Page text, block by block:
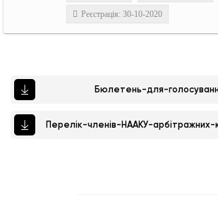
Реєстрація: 30-10-2020
Бюлетень-для-